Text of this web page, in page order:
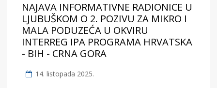
NAJAVA INFORMATIVNE RADIONICE U
LJUBUŠKOM O 2. POZIVU ZA MIKRO I
MALA PODUZEĆA U OKVIRU
INTERREG IPA PROGRAMA HRVATSKA
- BIH - CRNA GORA
14. listopada 2025.